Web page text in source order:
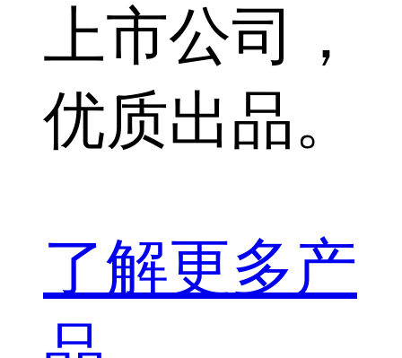
上市公司，
优质出品。
了解更多产